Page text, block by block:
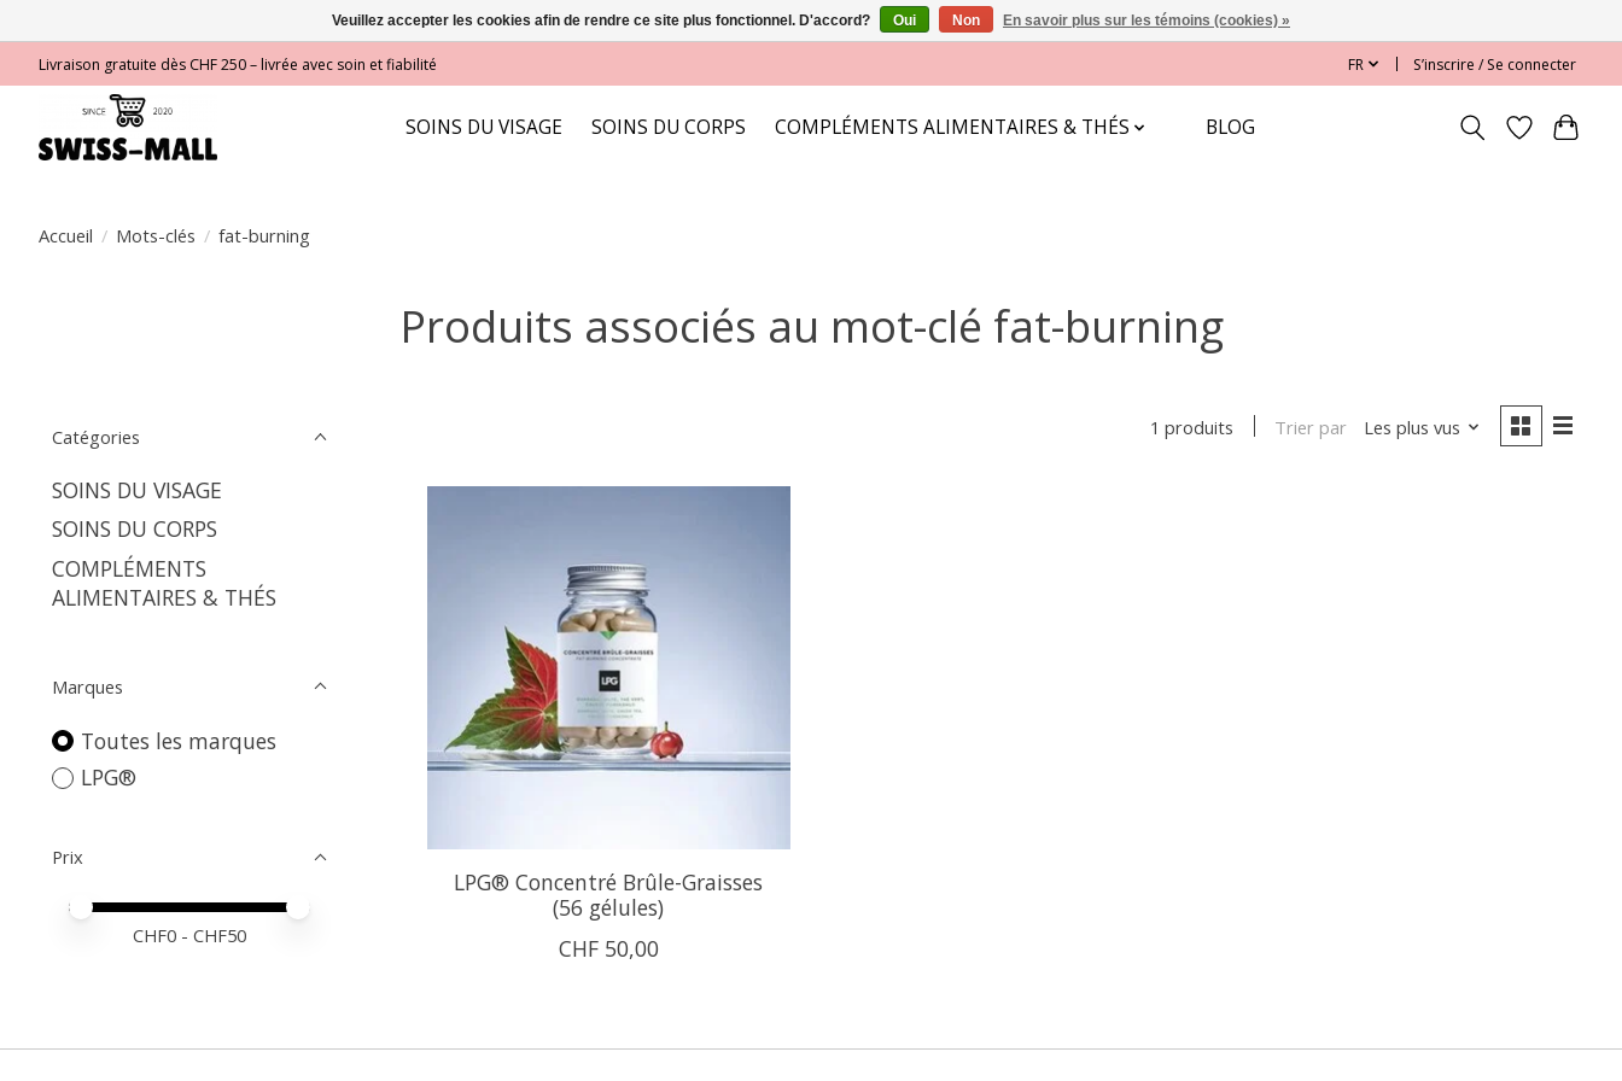
Livraison gratuite dès CHF 250 – livrée avec soin et fiabilité FR S’inscrire / Se connecter
SOINS DU VISAGE SOINS DU CORPS COMPLÉMENTS ALIMENTAIRES & THÉS BLOG
Accueil / Mots-clés / fat-burning
Produits associés au mot-clé fat-burning
Catégories
SOINS DU VISAGE
SOINS DU CORPS
COMPLÉMENTS
ALIMENTAIRES & THÉS
Marques
Toutes les marques
LPG®
Prix
Prix minimum
Price maximum value
CHF0 - CHF50
1 produits Trier par Les plus vus
LPG® Concentré Brûle-Graisses
(56 gélules)
CHF 50,00
Veuillez accepter les cookies afin de rendre ce site plus fonctionnel. D'accord? Oui Non En savoir plus sur les témoins (cookies) »